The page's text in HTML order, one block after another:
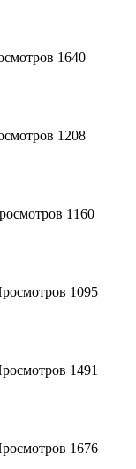
1640
1208
1160
1095
1491
1676